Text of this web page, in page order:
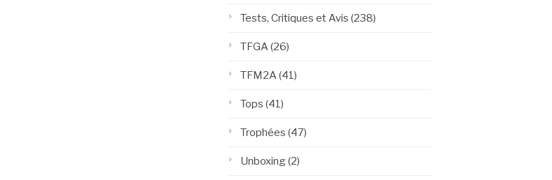
Tests, Critiques et Avis (238)
TFGA (26)
TFM2A (41)
Tops (41)
Trophées (47)
Unboxing(2)